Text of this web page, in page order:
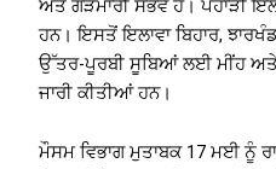
ਅਤੇ ਗੜੇਮਾਰੀ ਸੰਭਵ ਹੈ। ਪਹਾੜੀ
ਹਨ। ਇਸਤੋਂ ਇਲਾਵਾ ਬਿਹਾਰ,
ਉੱਤਰ-ਪੂਰਬੀ ਸੂਬਿਆਂ ਲਈ ਮੀਂਹ
ਜਾਰੀ ਕੀਤੀਆਂ ਹਨ।
ਮੌਸਮ ਵਿਭਾਗ ਮੁਤਾਬਕ 17 ਮਈ ਨੂੰ